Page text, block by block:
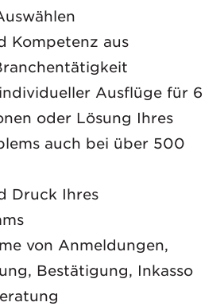
Kompetenz aus
Ausflüge für 6
oder Lösung Ihres
auch bei über 500
Druck Ihres
von Anmeldungen,
Bestätigung, Inkasso